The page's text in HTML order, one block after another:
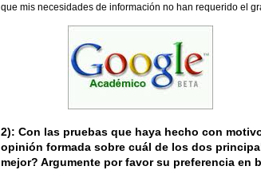
que mis necesidades de información no han requerido el
2): Con las pruebas que haya hecho con
opinión formada sobre cuál de los dos
mejor? Argumente por favor su preferencia en